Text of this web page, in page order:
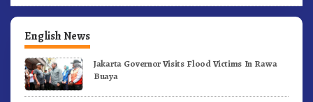
English News
Jakarta Governor Visits Flood Victims In Rawa
Buaya